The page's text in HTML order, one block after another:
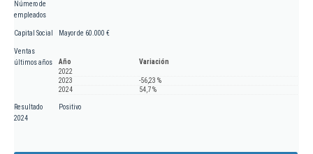
Número de
empleados
Capital Social Mayor de 60.000 €
Ventas
últimos años
Año
Variación
2022
2023
-56,23 %
2024
54,7 %
Resultado
2024
Positivo